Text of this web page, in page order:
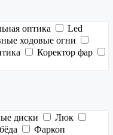
оптика
Led
ходовые огни
Коректор фар
диски
Люк
Фаркоп